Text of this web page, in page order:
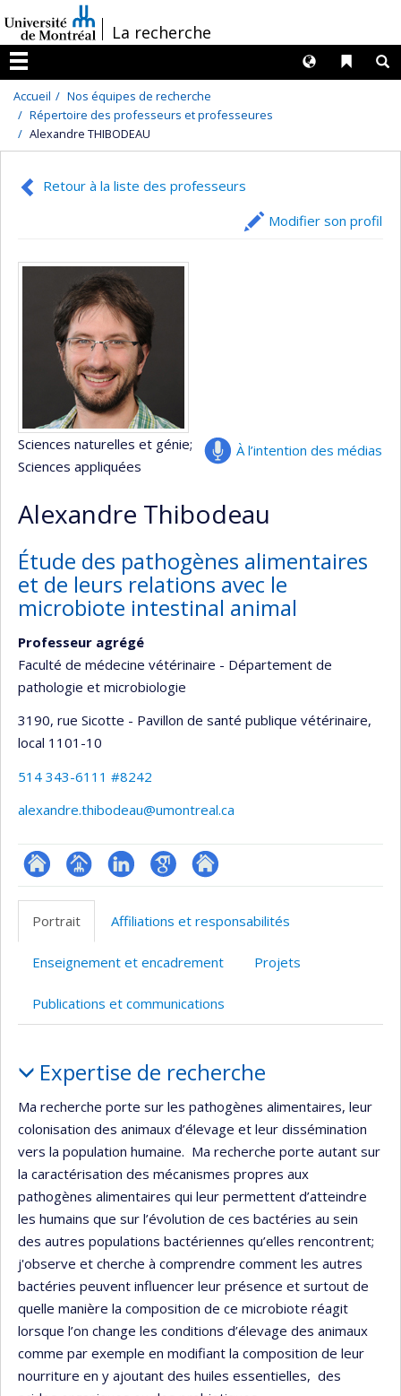
au
contenu
/La recherche
Menu
Liens
Langues
Accueil
Nos équipes de recherche
Répertoire des professeurs et professeures
Alexandre THIBODEAU
Retour à la liste des professeurs
Modifier son profil
À l’intention des médias
Sciences naturelles et génie;
Sciences appliquées
Alexandre Thibodeau
Étude des pathogènes alimentaires
et de leurs relations avec le
microbiote intestinal animal
Professeur agrégé
Faculté de médecine vétérinaire - Département de
pathologie et microbiologie
3190, rue Sicotte - Pavillon de santé publique vétérinaire,
local 1101-10
514 343-6111 #8242
alexandre.thibodeau@umontreal.ca
ResearchGate
Page
professionnelle
(faculté,département,école)
LinkedInGoogleAutre
web
Portrait Affiliations et responsabilités
Enseignement et encadrement Projets
Publications et communications
Expertise de recherche
Ma recherche porte sur les pathogènes alimentaires, leur
colonisation des animaux d’élevage et leur dissémination
vers la population humaine. Ma recherche porte autant sur
la caractérisation des mécanismes propres aux
pathogènes alimentaires qui leur permettent d’atteindre
les humains que sur l’évolution de ces bactéries au sein
des autres populations bactériennes qu’elles rencontrent;
j'observe et cherche à comprendre comment les autres
bactéries peuvent influencer leur présence et surtout de
quelle manière la composition de ce microbiote réagit
lorsque l’on change les conditions d’élevage des animaux
comme par exemple en modifiant la composition de leur
nourriture en y ajoutant des huiles essentielles, des